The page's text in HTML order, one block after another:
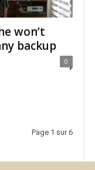
won’t
backup
0
Page 1 sur 6